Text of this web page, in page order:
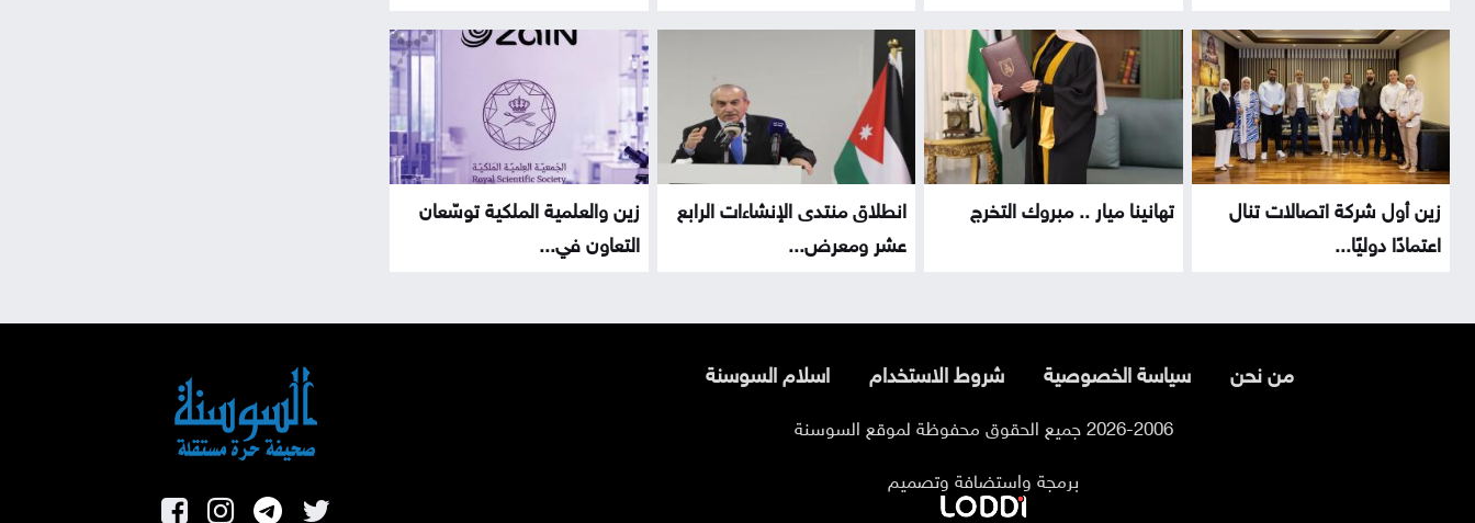
زين أول شركة اتصالات تنال
اعتمادًا دوليًا...
تهانينا ميار .. مبروك التخرج
انطلاق منتدى الإنشاءات الرابع
عشر ومعرض...
زين والعلمية الملكية توسّعان
التعاون في...
من نحن سياسة الخصوصية شروط الاستخدام اسلام السوسنة
2026-2006 جميع الحقوق محفوظة لموقع السوسنة
برمجة واستضافة وتصميم